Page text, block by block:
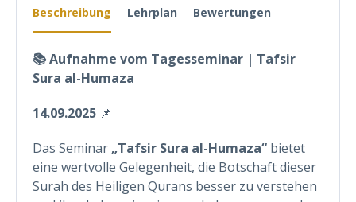
Beschreibung Lehrplan Bewertungen
📚 Aufnahme vom Tagesseminar | Tafsir
Sura al-Humaza
14.09.2025 📌
Das Seminar „Tafsir Sura al-Humaza“ bietet
eine wertvolle Gelegenheit, die Botschaft dieser
Surah des Heiligen Qurans besser zu verstehen